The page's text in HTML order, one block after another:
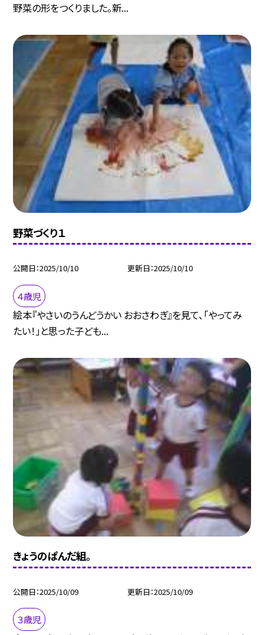
野菜の形をつくりました。新...
野菜づくり１
公開日 2025/10/10 更新日 2025/10/10
４歳児
絵本『やさいのうんどうかい おおさわぎ』を見て、「やってみ
たい！」と思った子ども...
きょうのぱんだ組。
公開日 2025/10/09 更新日 2025/10/09
３歳児